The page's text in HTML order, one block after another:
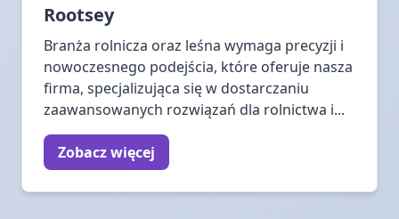
Rootsey
Branża rolnicza oraz leśna wymaga precyzji i
nowoczesnego podejścia, które oferuje nasza
firma, specjalizująca się w dostarczaniu
zaawansowanych rozwiązań dla rolnictwa i...
Zobacz więcej